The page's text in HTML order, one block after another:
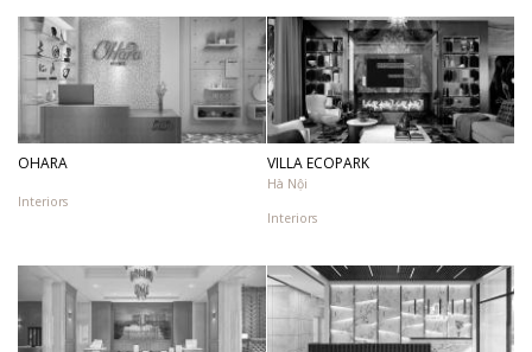
OHARA
Interiors
VILLA ECOPARK
Hà Nội
Interiors